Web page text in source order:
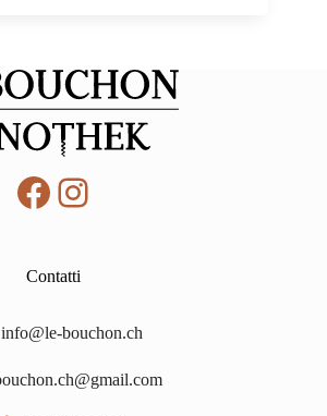
Facebook
Instagram
Contatti
info@le-bouchon.ch